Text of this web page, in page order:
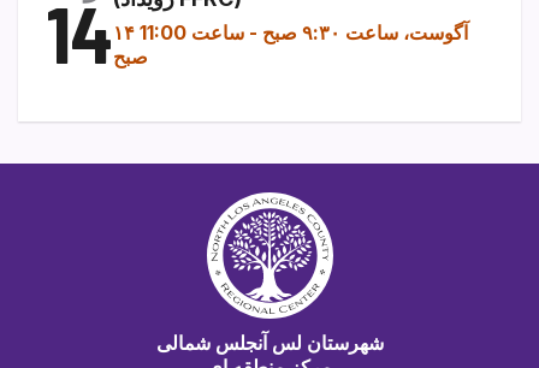
14 ۱۴ آگوست، ساعت ۹:۳۰ صبح -
ساعت 11:00
صبح
شهرستان لس آنجلس شمالی